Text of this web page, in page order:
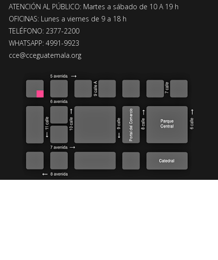
ATENCIÓN AL PÚBLICO: Martes a sábado de 10 A 19 h
OFICINAS: Lunes a viernes de 9 a 18 h
TELÉFONO: 2377-2200
WHATSAPP: 4991-9923
cce@cceguatemala.org